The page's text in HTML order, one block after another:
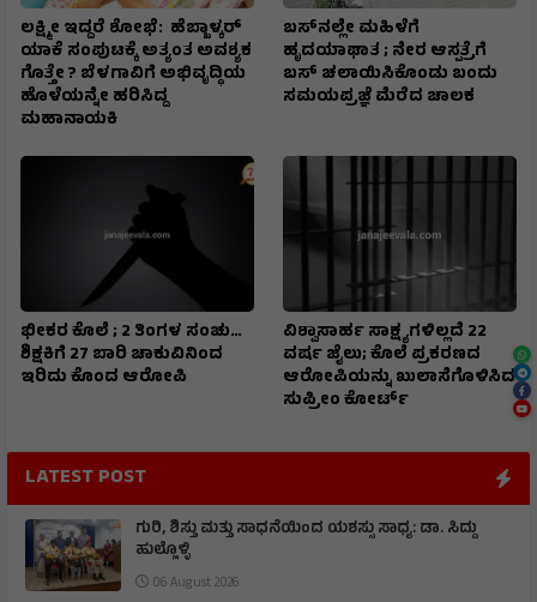
ಲಕ್ಷ್ಮೀ ಇದ್ದರೆ ಶೋಭೆ: ಹೆಬ್ಬಾಳ್ಕರ್
ಯಾಕೆ ಸಂಪುಟಕ್ಕೆ ಅತ್ಯಂತ ಅವಶ್ಯಕ
ಗೊತ್ತೇ ? ಬೆಳಗಾವಿಗೆ ಅಭಿವೃದ್ಧಿಯ
ಹೊಳೆಯನ್ನೇ ಹರಿಸಿದ್ದ
ಮಹಾನಾಯಕಿ
ಬಸ್‌ನಲ್ಲೇ ಮಹಿಳೆಗೆ
ಹೃದಯಾಘಾತ ; ನೇರ ಆಸ್ಪತ್ರೆಗೆ
ಬಸ್‌ ಚಲಾಯಿಸಿಕೊಂಡು ಬಂದು
ಸಮಯಪ್ರಜ್ಞೆ ಮೆರೆದ ಚಾಲಕ
ಭೀಕರ ಕೊಲೆ ; 2 ತಿಂಗಳ ಸಂಚು…
ಶಿಕ್ಷಕಿಗೆ 27 ಬಾರಿ ಚಾಕುವಿನಿಂದ
ಇರಿದು ಕೊಂದ ಆರೋಪಿ
ವಿಶ್ವಾಸಾರ್ಹ ಸಾಕ್ಷ್ಯಗಳಿಲ್ಲದೆ 22
ವರ್ಷ ಜೈಲು; ಕೊಲೆ ಪ್ರಕರಣದ
ಆರೋಪಿಯನ್ನು ಖುಲಾಸೆಗೊಳಿಸಿದ
ಸುಪ್ರೀಂ ಕೋರ್ಟ್
LATEST POST
ಗುರಿ, ಶಿಸ್ತು ಮತ್ತು ಸಾಧನೆಯಿಂದ ಯಶಸ್ಸು ಸಾಧ್ಯ: ಡಾ. ಸಿದ್ದು
ಹುಲ್ಲೊಳ್ಳಿ
06 August 2026